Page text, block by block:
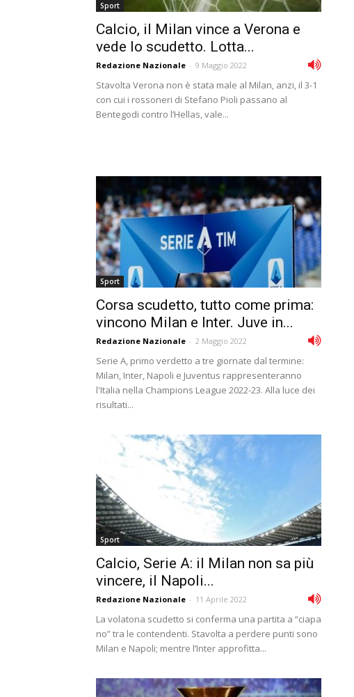
Sport
Calcio, il Milan vince a Verona e
vede lo scudetto. Lotta...
Redazione Nazionale - 9 Maggio 2022
Stavolta Verona non è stata male al Milan, anzi, il 3-1
con cui i rossoneri di Stefano Pioli passano al
Bentegodi contro l’Hellas, vale...
Sport
Corsa scudetto, tutto come prima:
vincono Milan e Inter. Juve in...
Redazione Nazionale - 2 Maggio 2022
Serie A, primo verdetto a tre giornate dal termine:
Milan, Inter, Napoli e Juventus rappresenteranno
l'Italia nella Champions League 2022-23. Alla luce dei
risultati...
Sport
Calcio, Serie A: il Milan non sa più
vincere, il Napoli...
Redazione Nazionale - 11 Aprile 2022
La volatona scudetto si conferma una partita a “ciapa
no” tra le contendenti. Stavolta a perdere punti sono
Milan e Napoli; mentre l’Inter approfitta...